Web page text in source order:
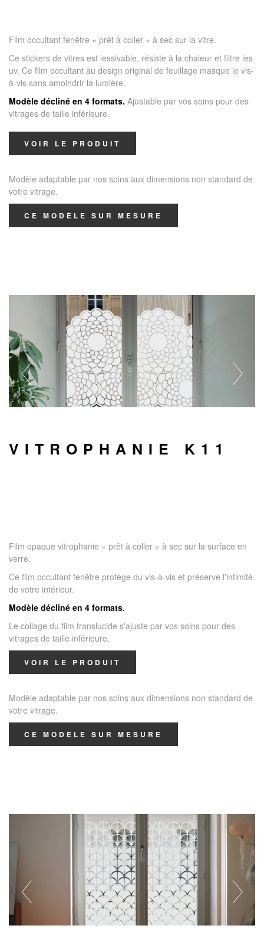
Film occultant fenêtre « prêt à coller » à sec sur la vitre.
Ce stickers de vitres est lessivable, résiste à la chaleur et filtre les
uv. Ce film occultant au design original de feuillage masque le vis-
à-vis sans amoindrir la lumière.
Modèle décliné en 4 formats. Ajustable par vos soins pour des
vitrages de taille inférieure.
VOIR LE PRODUIT
Modèle adaptable par nos soins aux dimensions non standard de
votre vitrage.
CE MODÈLE SUR MESURE
VITROPHANIE K11
Film opaque vitrophanie « prêt à coller » à sec sur la surface en
verre.
Ce film occultant fenêtre protège du vis-à-vis et préserve l'intimité
de votre intérieur.
Modèle décliné en 4 formats.
Le collage du film translucide s'ajuste par vos soins pour des
vitrages de taille inférieure.
VOIR LE PRODUIT
Modèle adaptable par nos soins aux dimensions non standard de
votre vitrage.
CE MODÈLE SUR MESURE